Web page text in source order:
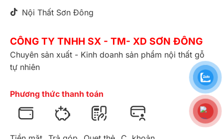
Nội Thất Sơn Đông
CÔNG TY TNHH SX - TM- XD SƠN ĐÔNG
Chuyên sản xuất - Kinh doanh sản phẩm nội thất gỗ
tự nhiên
Phương thức thanh toán